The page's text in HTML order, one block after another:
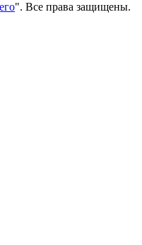
". Все права защищены.